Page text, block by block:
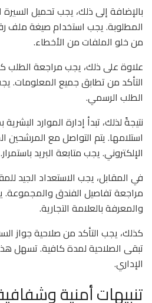
بالإضافة إلى ذلك، يجب تحميل السيرة
المطلوبة. يجب استخدام صيغة ملف
من خلو الملفات من الأخطاء.
علاوة على ذلك، يجب مراجعة الطلب
التأكد من تطابق جميع المعلومات.
الطلب الرسمي.
نتيجةً لذلك، تبدأ إدارة الموارد
استلامها. يتم التواصل مع المرشحين
الإلكتروني. يجب متابعة البريد باستمرار.
في المقابل، يجب الاستعداد الجيد
مراجعة تفاصيل الفندق
والمعرفة بالعلامة التجارية.
كذلك، يجب التأكد من صلاحية جواز
تبقى الصلاحية لمدة كافية. تسهل
الإداري.
تنبيهات أمنية